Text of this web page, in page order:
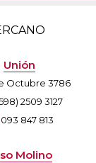
Unión
Octubre 3786
2509 3127
093 847 813
Molino